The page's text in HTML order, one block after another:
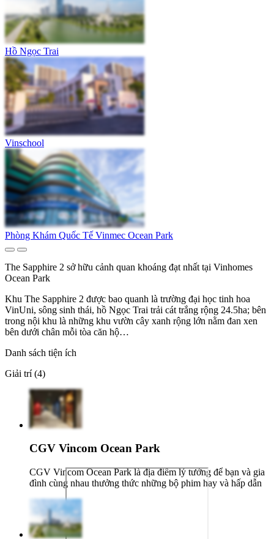
Hồ Ngọc Trai
Vinschool
Phòng Khám Quốc Tế Vinmec Ocean Park
The Sapphire 2 sở hữu cảnh quan khoáng đạt nhất tại Vinhomes
Ocean Park
Khu The Sapphire 2 được bao quanh là trường đại học tinh hoa
VinUni, sông sinh thái, hồ Ngọc Trai trải cát trắng rộng 24.5ha; bên
trong nội khu là những khu vườn cây xanh rộng lớn nằm đan xen
bên dưới chân mỗi tòa căn hộ…
Danh sách tiện ích
Giải trí (4)
CGV Vincom Ocean Park
CGV Vincom Ocean Park là địa điểm lý tưởng để bạn và gia
đình cùng nhau thưởng thức những bộ phim hay và hấp dẫn